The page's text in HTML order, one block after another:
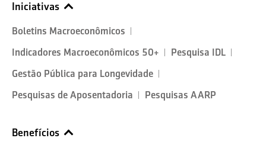
Iniciativas
Boletins Macroeconômicos
Indicadores Macroeconômicos 50+
Pesquisa IDL
Gestão Pública para Longevidade
Pesquisas de Aposentadoria
Pesquisas AARP
Benefícios